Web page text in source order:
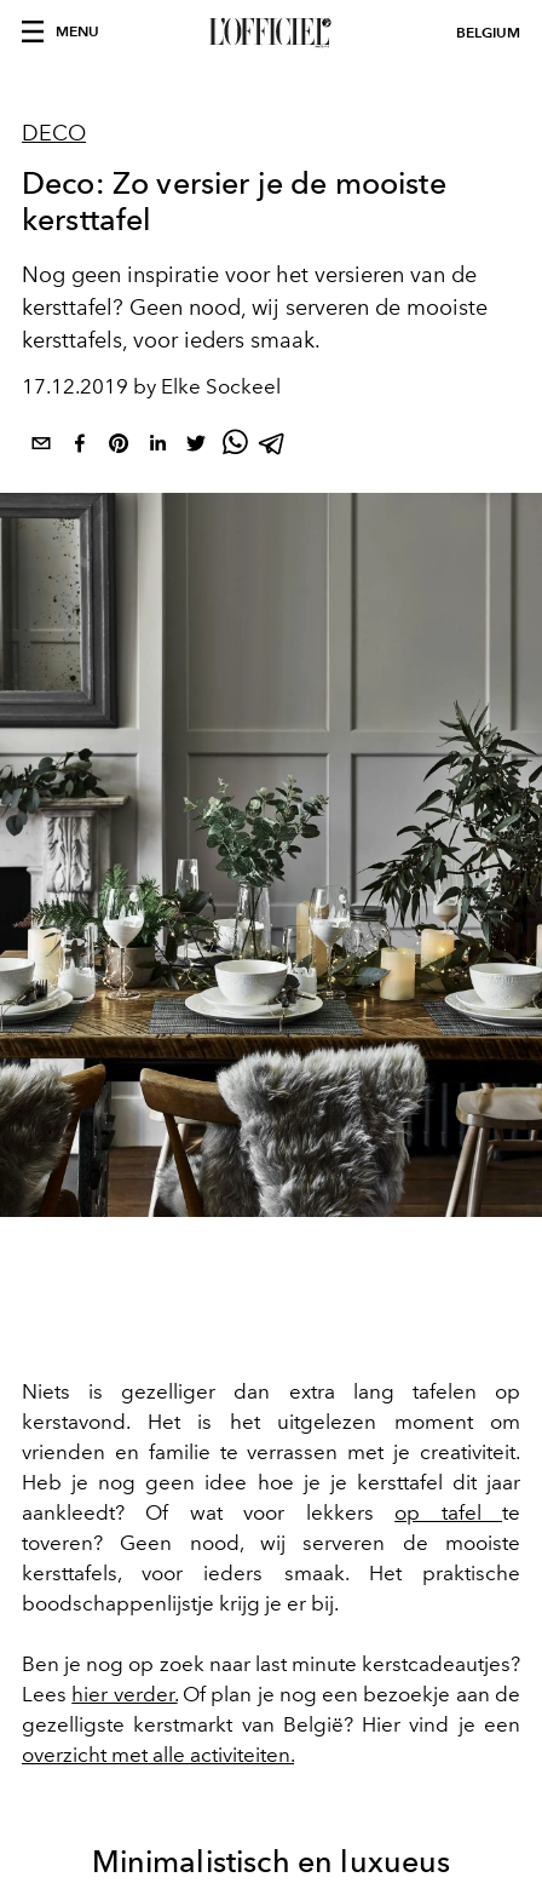
MENU BELGIUM
DECO
Deco: Zo versier je de mooiste
kersttafel
Nog geen inspiratie voor het versieren van de
kersttafel? Geen nood, wij serveren de mooiste
kersttafels, voor ieders smaak.
17.12.2019 by Elke Sockeel
Niets is gezelliger dan extra lang tafelen op
kerstavond. Het is het uitgelezen moment om
vrienden en familie te verrassen met je creativiteit.
Heb je nog geen idee hoe je je kersttafel dit jaar
aankleedt? Of wat voor lekkers op tafelte
toveren? Geen nood, wij serveren de mooiste
kersttafels, voor ieders smaak. Het praktische
boodschappenlijstje krijg je er bij.
Ben je nog op zoek naar last minute kerstcadeautjes?
Lees hier verder.Of plan je nog een bezoekje aan de
gezelligste kerstmarkt van België? Hier vind je een
overzicht met alle activiteiten.
Minimalistisch en luxueus